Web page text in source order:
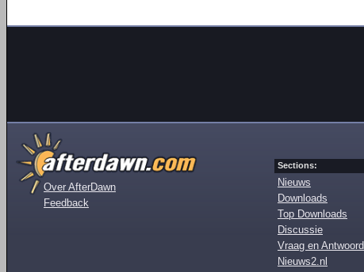
Over AfterDawn
Feedback
Sections:
Nieuws
Downloads
Top Downloads
Discussie
Vraag en Antwoord
Nieuws2.nl